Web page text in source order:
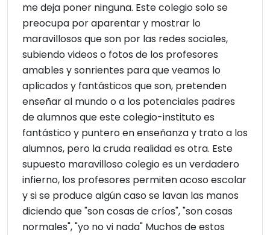
me deja poner ninguna. Este colegio solo se
preocupa por aparentar y mostrar lo
maravillosos que son por las redes sociales,
subiendo videos o fotos de los profesores
amables y sonrientes para que veamos lo
aplicados y fantásticos que son, pretenden
enseñar al mundo o a los potenciales padres
de alumnos que este colegio-instituto es
fantástico y puntero en enseñanza y trato a los
alumnos, pero la cruda realidad es otra. Este
supuesto maravilloso colegio es un verdadero
infierno, los profesores permiten acoso escolar
y si se produce algún caso se lavan las manos
diciendo que "son cosas de críos", "son cosas
normales", "yo no vi nada" Muchos de estos